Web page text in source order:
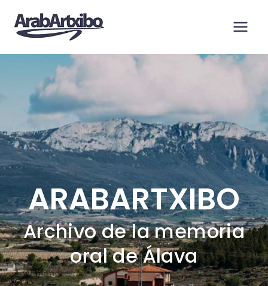
contenido
ARABARTXIBO
Archivo de la memoria
oral de Álava